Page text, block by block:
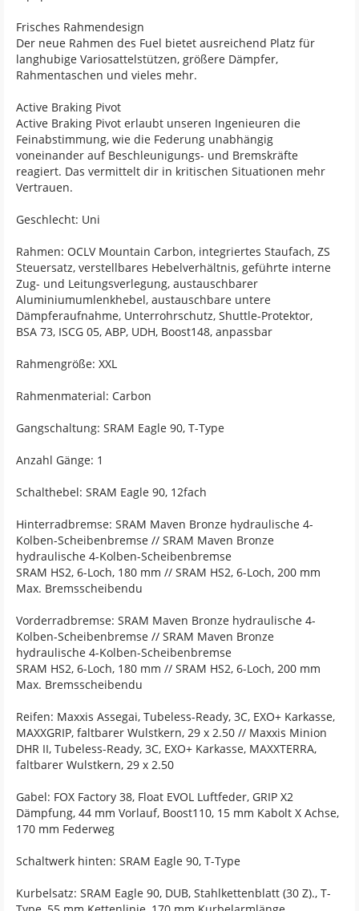
Frisches Rahmendesign
Der neue Rahmen des Fuel bietet ausreichend Platz für
langhubige Variosattelstützen, größere Dämpfer,
Rahmentaschen und vieles mehr.
Active Braking Pivot
Active Braking Pivot erlaubt unseren Ingenieuren die
Feinabstimmung, wie die Federung unabhängig
voneinander auf Beschleunigungs- und Bremskräfte
reagiert. Das vermittelt dir in kritischen Situationen mehr
Vertrauen.
Geschlecht: Uni
Rahmen: OCLV Mountain Carbon, integriertes Staufach, ZS
Steuersatz, verstellbares Hebelverhältnis, geführte interne
Zug- und Leitungsverlegung, austauschbarer
Aluminiumumlenkhebel, austauschbare untere
Dämpferaufnahme, Unterrohrschutz, Shuttle-Protektor,
BSA 73, ISCG 05, ABP, UDH, Boost148, anpassbar
Rahmengröße: XXL
Rahmenmaterial: Carbon
Gangschaltung: SRAM Eagle 90, T-Type
Anzahl Gänge: 1
Schalthebel: SRAM Eagle 90, 12fach
Hinterradbremse: SRAM Maven Bronze hydraulische 4-
Kolben-Scheibenbremse // SRAM Maven Bronze
hydraulische 4-Kolben-Scheibenbremse
SRAM HS2, 6-Loch, 180 mm // SRAM HS2, 6-Loch, 200 mm
Max. Bremsscheibendu
Vorderradbremse: SRAM Maven Bronze hydraulische 4-
Kolben-Scheibenbremse // SRAM Maven Bronze
hydraulische 4-Kolben-Scheibenbremse
SRAM HS2, 6-Loch, 180 mm // SRAM HS2, 6-Loch, 200 mm
Max. Bremsscheibendu
Reifen: Maxxis Assegai, Tubeless-Ready, 3C, EXO+ Karkasse,
MAXXGRIP, faltbarer Wulstkern, 29 x 2.50 // Maxxis Minion
DHR II, Tubeless-Ready, 3C, EXO+ Karkasse, MAXXTERRA,
faltbarer Wulstkern, 29 x 2.50
Gabel: FOX Factory 38, Float EVOL Luftfeder, GRIP X2
Dämpfung, 44 mm Vorlauf, Boost110, 15 mm Kabolt X Achse,
170 mm Federweg
Schaltwerk hinten: SRAM Eagle 90, T-Type
Kurbelsatz: SRAM Eagle 90, DUB, Stahlkettenblatt (30 Z)., T-